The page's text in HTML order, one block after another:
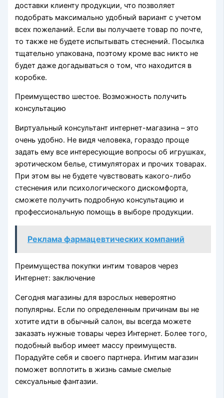
доставки клиенту продукции, что позволяет
подобрать максимально удобный вариант с учетом
всех пожеланий. Если вы получаете товар по почте,
то также не будете испытывать стеснений. Посылка
тщательно упакована, поэтому кроме вас никто не
будет даже догадываться о том, что находится в
коробке.
Преимущество шестое. Возможность получить
консультацию
Виртуальный консультант интернет-магазина – это
очень удобно. Не видя человека, гораздо проще
задать ему все интересующие вопросы об игрушках,
эротическом белье, стимуляторах и прочих товарах.
При этом вы не будете чувствовать какого-либо
стеснения или психологического дискомфорта,
сможете получить подробную консультацию и
профессиональную помощь в выборе продукции.
Реклама фармацевтических компаний
Преимущества покупки интим товаров через
Интернет: заключение
Сегодня магазины для взрослых невероятно
популярны. Если по определенным причинам вы не
хотите идти в обычный салон, вы всегда можете
заказать нужные товары через Интернет. Более того,
подобный выбор имеет массу преимуществ.
Порадуйте себя и своего партнера. Интим магазин
поможет воплотить в жизнь самые смелые
сексуальные фантазии.